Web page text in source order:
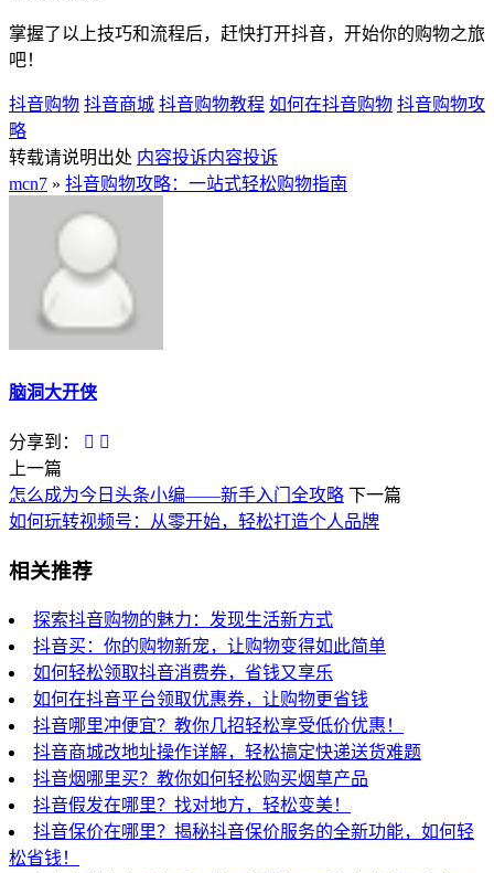
掌握了以上技巧和流程后，赶快打开抖音，开始你的购物之旅
吧！
抖音购物 抖音商城 抖音购物教程 如何在抖音购物 抖音购物攻
略
转载请说明出处 内容投诉内容投诉
mcn7 » 抖音购物攻略：一站式轻松购物指南
脑洞大开侠
分享到：
上一篇
怎么成为今日头条小编——新手入门全攻略 下一篇
如何玩转视频号：从零开始，轻松打造个人品牌
相关推荐
探索抖音购物的魅力：发现生活新方式
抖音买：你的购物新宠，让购物变得如此简单
如何轻松领取抖音消费券，省钱又享乐
如何在抖音平台领取优惠券，让购物更省钱
抖音哪里冲便宜？教你几招轻松享受低价优惠！
抖音商城改地址操作详解，轻松搞定快递送货难题
抖音烟哪里买？教你如何轻松购买烟草产品
抖音假发在哪里？找对地方，轻松变美！
抖音保价在哪里？揭秘抖音保价服务的全新功能，如何轻
松省钱！